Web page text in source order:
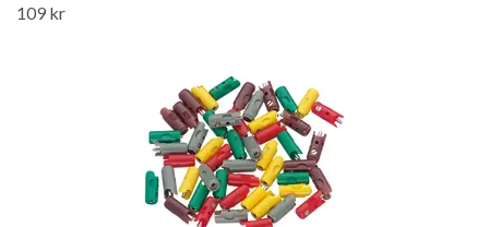
109 kr